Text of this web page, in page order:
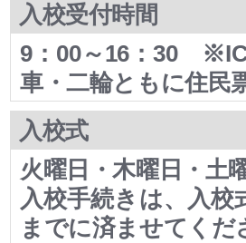
入校受付時間
9：00～16：30
車・二輪ともに住民
入校式
火曜日・木曜日・土
入校手続きは、入
までに済ませてくだ